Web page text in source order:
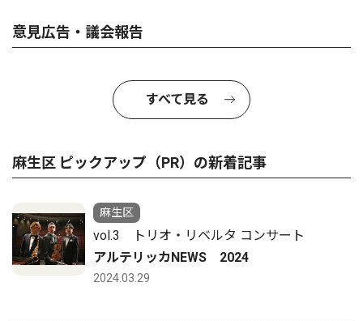
意見広告・議会報告
すべて見る
麻生区 ピックアップ（PR）の新着記事
麻生区
vol.3 トリオ・リベルタ コンサート
アルテリッカNEWS 2024
2024.03.29